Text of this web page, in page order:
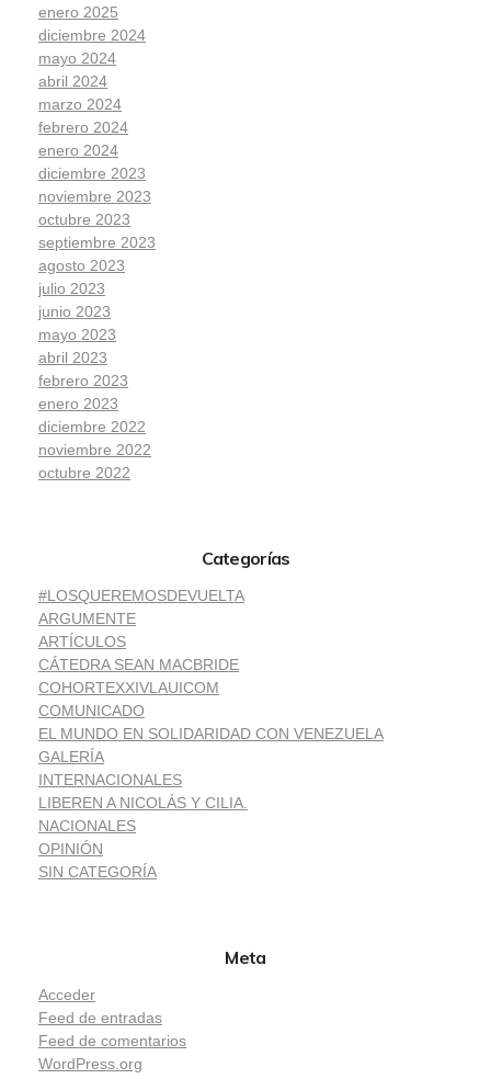
enero 2025
diciembre 2024
mayo 2024
abril 2024
marzo 2024
febrero 2024
enero 2024
diciembre 2023
noviembre 2023
octubre 2023
septiembre 2023
agosto 2023
julio 2023
junio 2023
mayo 2023
abril 2023
febrero 2023
enero 2023
diciembre 2022
noviembre 2022
octubre 2022
Categorías
#LOSQUEREMOSDEVUELTA
ARGUMENTE
ARTÍCULOS
CÁTEDRA SEAN MACBRIDE
COHORTEXXIVLAUICOM
COMUNICADO
EL MUNDO EN SOLIDARIDAD CON VENEZUELA
GALERÍA
INTERNACIONALES
LIBEREN A NICOLÁS Y CILIA.
NACIONALES
OPINIÓN
SIN CATEGORÍA
Meta
Acceder
Feed de entradas
Feed de comentarios
WordPress.org